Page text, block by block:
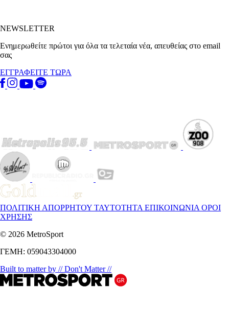
NEWSLETTER
Ενημερωθείτε πρώτοι για όλα τα τελεταία νέα, απευθείας στο email
σας
ΕΓΓΡΑΦΕΙΤΕ ΤΩΡΑ
ΠΟΛΙΤΙΚΗ ΑΠΟΡΡΗΤΟΥ ΤΑΥΤΟΤΗΤΑ ΕΠΙΚΟΙΝΩΝΙΑ ΟΡΟΙ
ΧΡΗΣΗΣ
© 2026 MetroSport
ΓΕΜΗ: 059043304000
Built to matter by // Don't Matter //